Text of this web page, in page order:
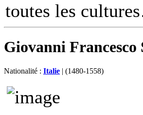
toutes les
Giovanni
Nationalité : Italie | (1480-1558)